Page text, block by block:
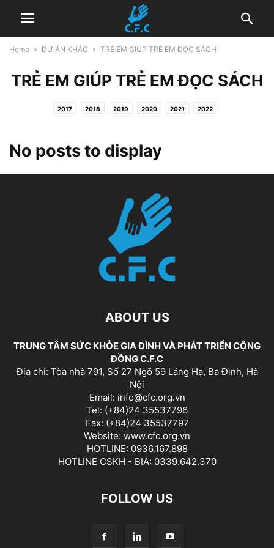
Home DỰ ÁN KHÁC TRẺ EM GIÚP TRẺ EM ĐỌC SÁCH
TRẺ EM GIÚP TRẺ EM ĐỌC SÁCH
2017 2018 2019 2020 2021 2022
No posts to display
ABOUT US
TRUNG TÂM SỨC KHỎE GIA ĐÌNH VÀ PHÁT TRIỂN CỘNG
ĐỒNG C.F.C
Địa chỉ: Tòa nhà 791, Số 27 Ngõ 59 Láng Hạ, Ba Đình, Hà
Nội
Email: info@cfc.org.vn
Tel: (+84)24 35537796
Fax: (+84)24 35537797
Website: www.cfc.org.vn
HOTLINE: 0936.167.898
HOTLINE CSKH - BIA: 0339.642.370
FOLLOW US